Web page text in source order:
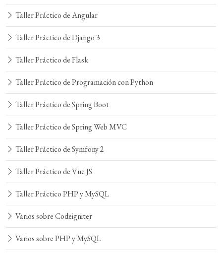
Taller Práctico de Angular
Taller Práctico de Django 3
Taller Práctico de Flask
Taller Práctico de Programación con Python
Taller Práctico de Spring Boot
Taller Práctico de Spring Web MVC
Taller Práctico de Symfony 2
Taller Práctico de Vue JS
Taller Práctico PHP y MySQL
Varios sobre Codeigniter
Varios sobre PHP y MySQL